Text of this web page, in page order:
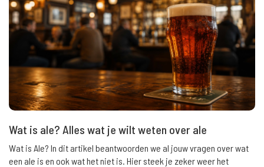
Wat is ale? Alles wat je wilt weten over ale
Wat is Ale? In dit artikel beantwoorden we al jouw vragen over wat
een ale is en ook wat het niet is. Hier steek je zeker weer het